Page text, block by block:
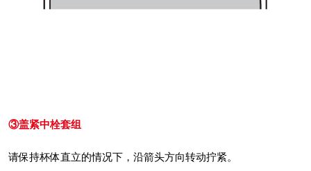
③盖紧中栓套组
请保持杯体直立的情况下，沿箭头方向转动拧紧。